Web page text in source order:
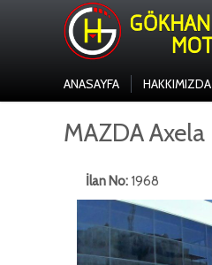
ANASAYFA HAKKIMIZDA
MAZDA Axela
İlan No: 1968